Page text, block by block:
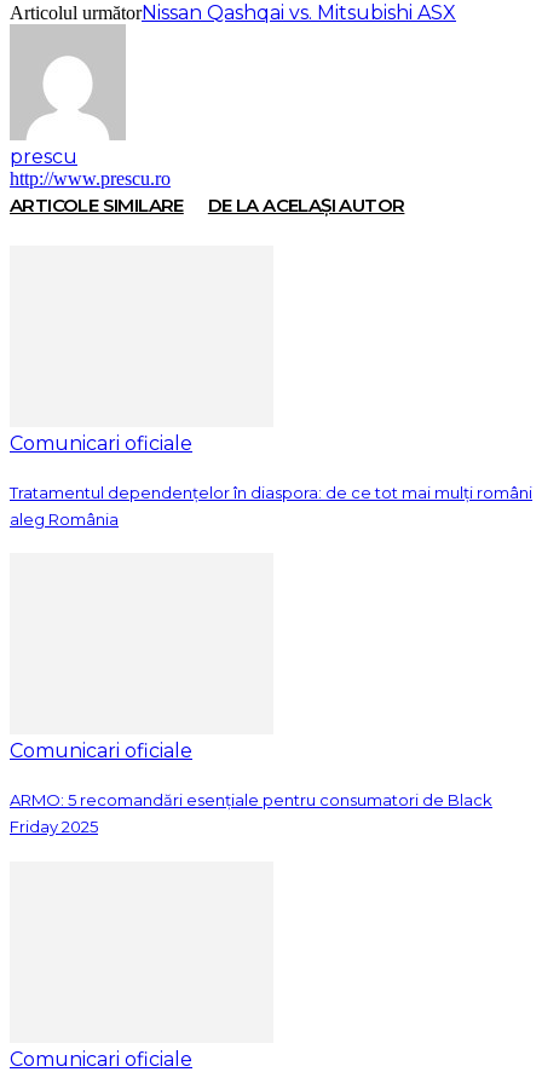
Articolul următorNissan Qashqai vs. Mitsubishi ASX
prescu
http://www.prescu.ro
ARTICOLE SIMILARE DE LA ACELAȘI AUTOR
Comunicari oficiale
Tratamentul dependențelor în diaspora: de ce tot mai mulți români
aleg România
Comunicari oficiale
ARMO: 5 recomandări esențiale pentru consumatori de Black
Friday 2025
Comunicari oficiale